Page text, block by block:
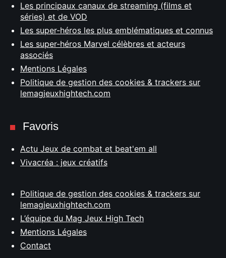
Les principaux canaux de streaming (films et
séries) et de VOD
Les super-héros les plus emblématiques et connus
Les super-héros Marvel célèbres et acteurs
associés
Mentions Légales
Politique de gestion des cookies & trackers sur
lemagjeuxhightech.com
Favoris
Actu Jeux de combat et beat'em all
Vivacréa : jeux créatifs
Politique de gestion des cookies & trackers sur
lemagjeuxhightech.com
L’équipe du Mag Jeux High Tech
Mentions Légales
Contact